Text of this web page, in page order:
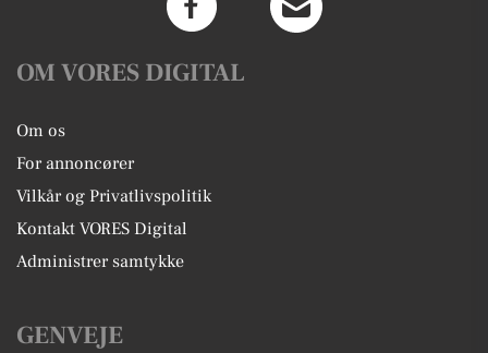
OM VORES DIGITAL
Om os
For annoncører
Vilkår og Privatlivspolitik
Kontakt VORES Digital
Administrer samtykke
GENVEJE